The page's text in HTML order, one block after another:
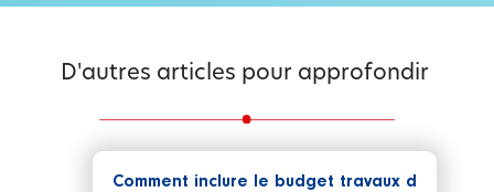
D'autres articles pour approfondir
Comment inclure le budget travaux d